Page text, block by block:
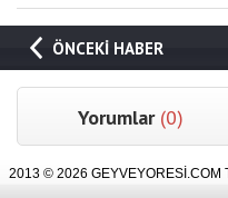
ÖNCEKİ HABER
Yorumlar (0)
2013 © 2026 GEYVEYORESİ.COM